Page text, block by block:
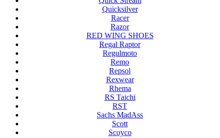
Quicksilver
Racer
Razor
RED WING SHOES
Regal Raptor
Regulmoto
Remo
Repsol
Rexwear
Rhema
RS Taichi
RST
Sachs MadAss
Scott
Scoyco